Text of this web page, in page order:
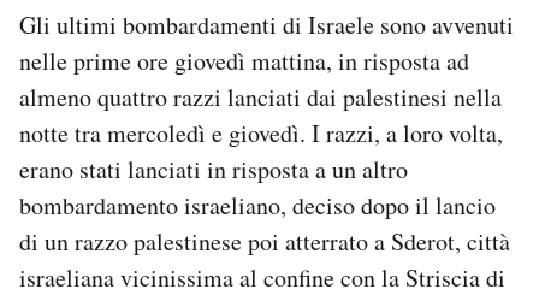
Gli ultimi bombardamenti di Israele sono avvenuti
nelle prime ore giovedì mattina, in risposta ad
almeno quattro razzi lanciati dai palestinesi nella
notte tra mercoledì e giovedì. I razzi, a loro volta,
erano stati lanciati in risposta a un altro
bombardamento israeliano, deciso dopo il lancio
di un razzo palestinese poi atterrato a Sderot, città
israeliana vicinissima al confine con la Striscia di